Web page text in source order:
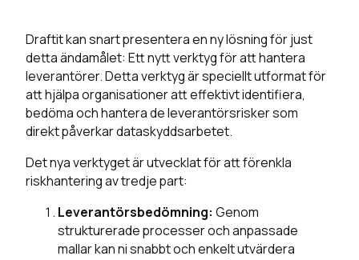
Draftit kan snart presentera en ny lösning för just
detta ändamålet: Ett nytt verktyg för att hantera
leverantörer. Detta verktyg är speciellt utformat för
att hjälpa organisationer att effektivt identifiera,
bedöma och hantera de leverantörsrisker som
direkt påverkar dataskyddsarbetet.
Det nya verktyget är utvecklat för att förenkla
riskhantering av tredje part:
Leverantörsbedömning: Genom
strukturerade processer och anpassade
mallar kan ni snabbt och enkelt utvärdera